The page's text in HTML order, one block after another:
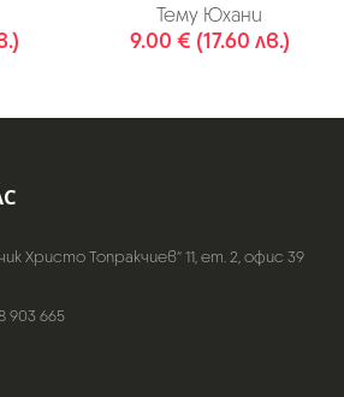
Тему Юхани
9.00 € (17.60 лв.)
Христо Топракчиев“ 11, ет. 2, офис 39
903 665